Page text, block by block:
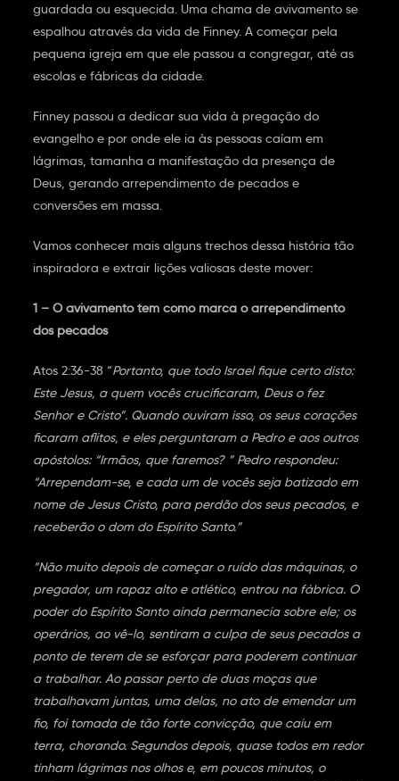
guardada ou esquecida. Uma chama de avivamento se
espalhou através da vida de Finney. A começar pela
pequena igreja em que ele passou a congregar, até as
escolas e fábricas da cidade.
Finney passou a dedicar sua vida à pregação do
evangelho e por onde ele ia às pessoas caíam em
lágrimas, tamanha a manifestação da presença de
Deus, gerando arrependimento de pecados e
conversões em massa.
Vamos conhecer mais alguns trechos dessa história tão
inspiradora e extrair lições valiosas deste mover:
1 – O avivamento tem como marca o arrependimento
dos pecados
Atos 2:36-38 “Portanto, que todo Israel fique certo disto:
Este Jesus, a quem vocês crucificaram, Deus o fez
Senhor e Cristo”. Quando ouviram isso, os seus corações
ficaram aflitos, e eles perguntaram a Pedro e aos outros
apóstolos: “Irmãos, que faremos? ” Pedro respondeu:
“Arrependam-se, e cada um de vocês seja batizado em
nome de Jesus Cristo, para perdão dos seus pecados, e
receberão o dom do Espírito Santo.”
“Não muito depois de começar o ruído das máquinas, o
pregador, um rapaz alto e atlético, entrou na fábrica. O
poder do Espírito Santo ainda permanecia sobre ele; os
operários, ao vê-lo, sentiram a culpa de seus pecados a
ponto de terem de se esforçar para poderem continuar
a trabalhar. Ao passar perto de duas moças que
trabalhavam juntas, uma delas, no ato de emendar um
fio, foi tomada de tão forte convicção, que caiu em
terra, chorando. Segundos depois, quase todos em redor
tinham lágrimas nos olhos e, em poucos minutos, o